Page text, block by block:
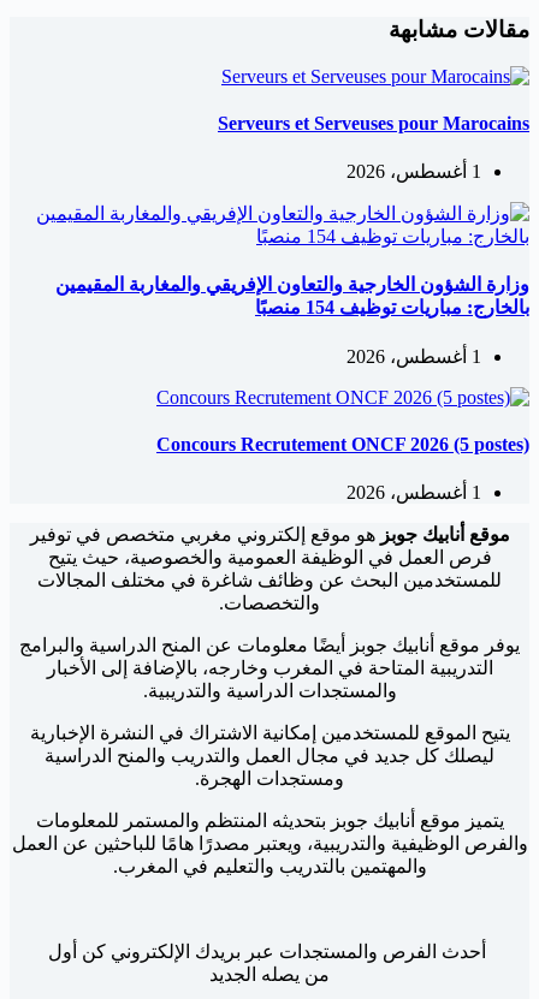
مقالات مشابهة
Serveurs et Serveuses pour Marocains
1 أغسطس، 2026
وزارة الشؤون الخارجية والتعاون الإفريقي والمغاربة المقيمين
بالخارج: مباريات توظيف 154 منصبًا
1 أغسطس، 2026
Concours Recrutement ONCF 2026 (5 postes)
1 أغسطس، 2026
موقع أنابيك جوبزهو موقع إلكتروني مغربي متخصص في توفير
فرص العمل في الوظيفة العمومية والخصوصية، حيث يتيح
للمستخدمين البحث عن وظائف شاغرة في مختلف المجالات
والتخصصات.
يوفر موقع أنابيك جوبز أيضًا معلومات عن المنح الدراسية والبرامج
التدريبية المتاحة في المغرب وخارجه، بالإضافة إلى الأخبار
والمستجدات الدراسية والتدريبية.
يتيح الموقع للمستخدمين إمكانية الاشتراك في النشرة الإخبارية
ليصلك كل جديد في مجال العمل والتدريب والمنح الدراسية
ومستجدات الهجرة.
يتميز موقع أنابيك جوبز بتحديثه المنتظم والمستمر للمعلومات
والفرص الوظيفية والتدريبية، ويعتبر مصدرًا هامًا للباحثين عن العمل
والمهتمين بالتدريب والتعليم في المغرب.
أحدث الفرص والمستجدات عبر بريدك الإلكتروني كن أول
من يصله الجديد